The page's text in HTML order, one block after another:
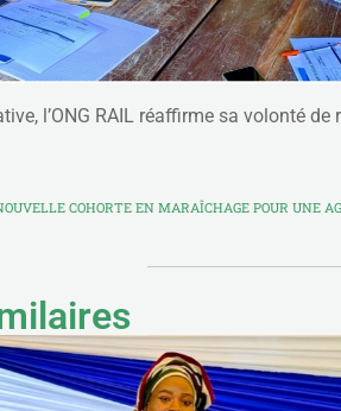
l’ONG RAIL réaffirme sa volonté
COHORTE EN MARAÎCHAGE POUR UNE